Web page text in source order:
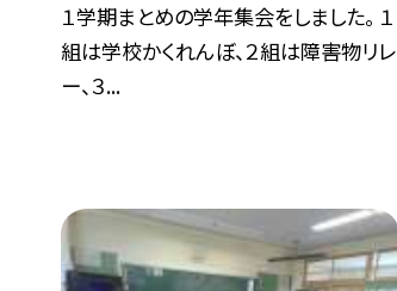
１学期まとめの学年集会をしました。 １
組は学校かくれんぼ、２組は障害物リレ
ー、３...